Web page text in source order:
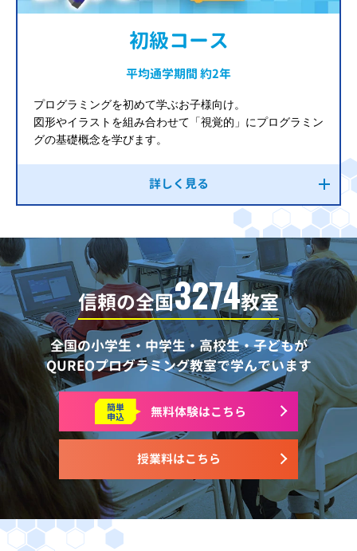
初級コース
平均通学期間 約2年
プログラミングを初めて学ぶお子様向け。
図形やイラストを組み合わせて「視覚的」にプログラミン
グの基礎概念を学びます。
詳しく見る
信頼の全国3274教室
全国の小学生・中学生・高校生・子どもが
QUREOプログラミング教室で学んでいます
授業料はこちら
簡単
申込 無料体験はこちら